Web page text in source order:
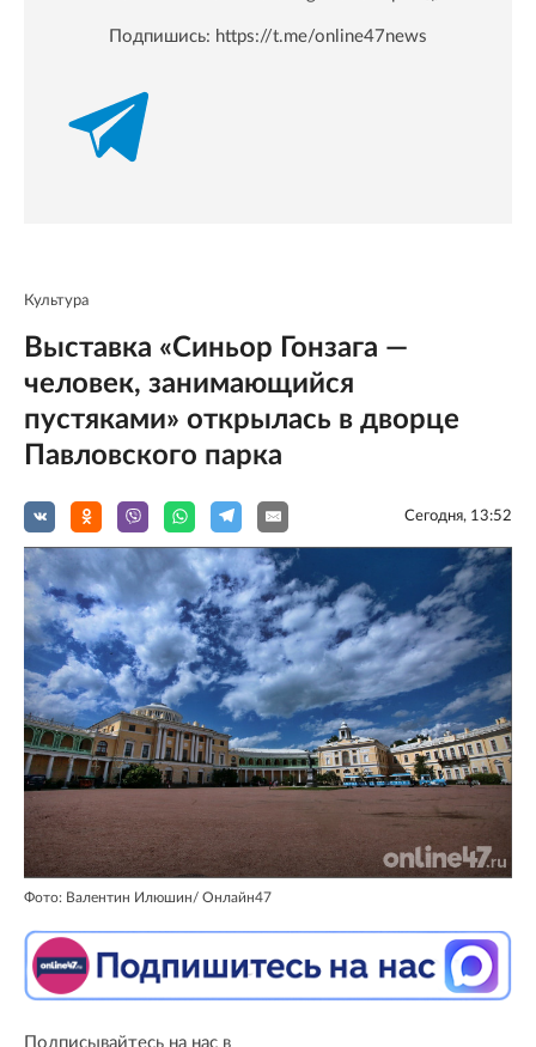
Подпишись: https://t.me/online47news
Культура
Выставка «Синьор Гонзага —
человек, занимающийся
пустяками» открылась в дворце
Павловского парка
Сегодня, 13:52
Фото: Валентин Илюшин/ Oнлайн47
Подписывайтесь на нас в